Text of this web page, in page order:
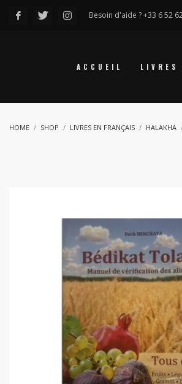
Besoin d'aide ? +33 6 52
ACCUEIL LIVRES
HOME SHOP LIVRES EN FRANÇAIS HALAKHA